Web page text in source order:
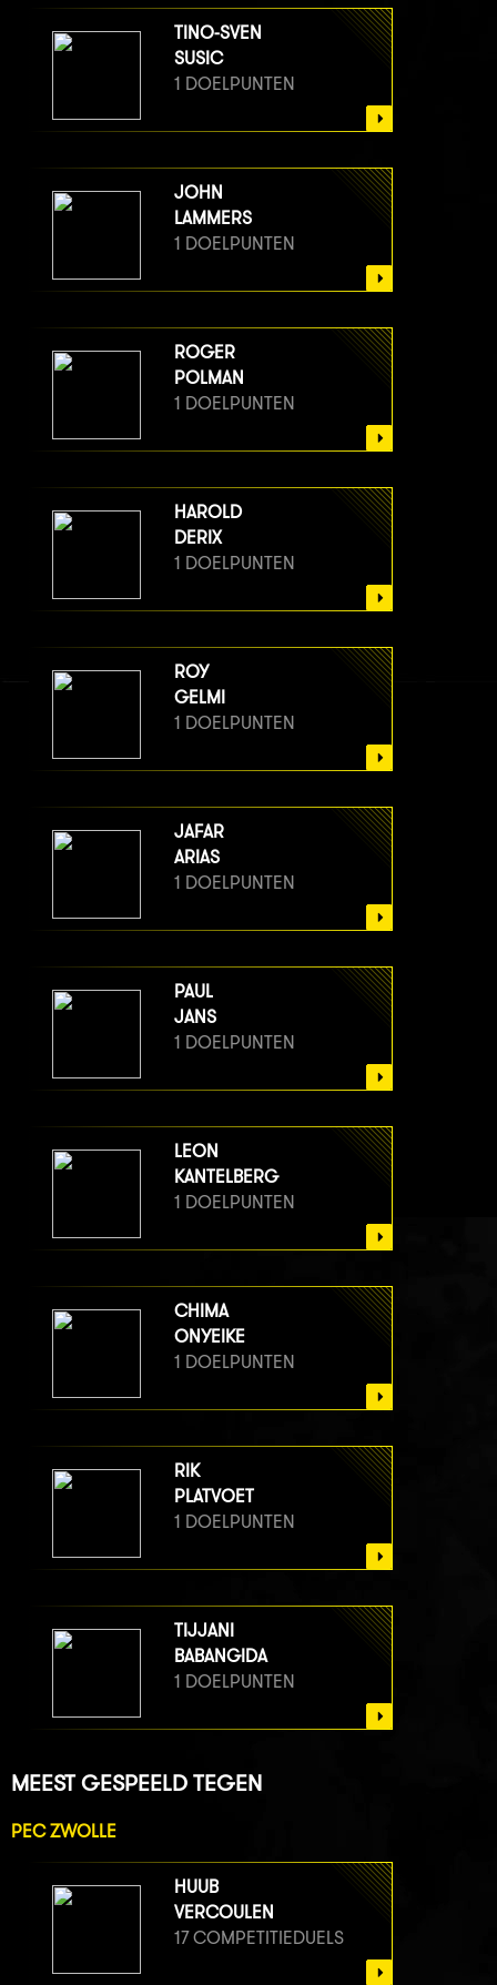
TINO-SVEN
SUSIC
1 DOELPUNTEN
JOHN
LAMMERS
1 DOELPUNTEN
ROGER
POLMAN
1 DOELPUNTEN
HAROLD
DERIX
1 DOELPUNTEN
ROY
GELMI
1 DOELPUNTEN
JAFAR
ARIAS
1 DOELPUNTEN
PAUL
JANS
1 DOELPUNTEN
LEON
KANTELBERG
1 DOELPUNTEN
CHIMA
ONYEIKE
1 DOELPUNTEN
RIK
PLATVOET
1 DOELPUNTEN
TIJJANI
BABANGIDA
1 DOELPUNTEN
MEEST GESPEELD TEGEN
PEC ZWOLLE
HUUB
VERCOULEN
17 COMPETITIEDUELS